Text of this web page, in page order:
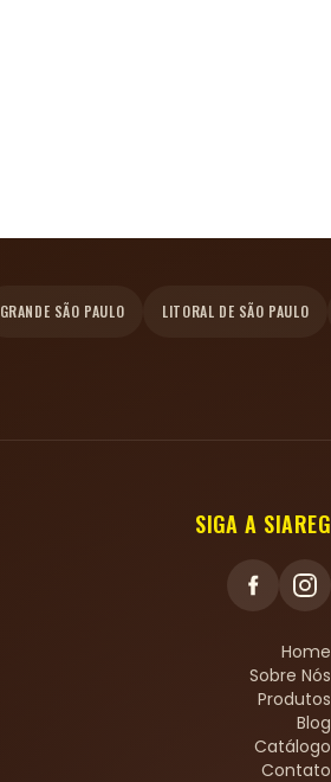
GRANDE SÃO PAULO LITORAL DE SÃO PAULO
SIGA A SIAREG
Home
Sobre Nós
Produtos
Blog
Catálogo
Contato